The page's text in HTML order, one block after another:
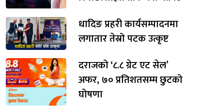
धादिङ प्रहरी कार्यसम्पादनमा
लगातार तेस्रो पटक उत्कृष्ट
दराजको ‘८.८ ग्रेट एट सेल’
अफर, ७० प्रतिशतसम्म छुटको
घोषणा